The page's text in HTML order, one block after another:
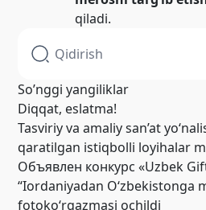
qiladi.
So’nggi yangiliklar
Diqqat, eslatma!
Tasviriy va amaliy san’at
qaratilgan istiqbolli loyihalar
Объявлен конкурс «Uzbek
“Iordaniyadan O‘zbekistonga
fotoko‘rgazmasi ochildi